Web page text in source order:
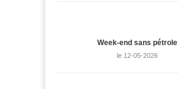
Week-end sans pétrole
le 12-05-2026